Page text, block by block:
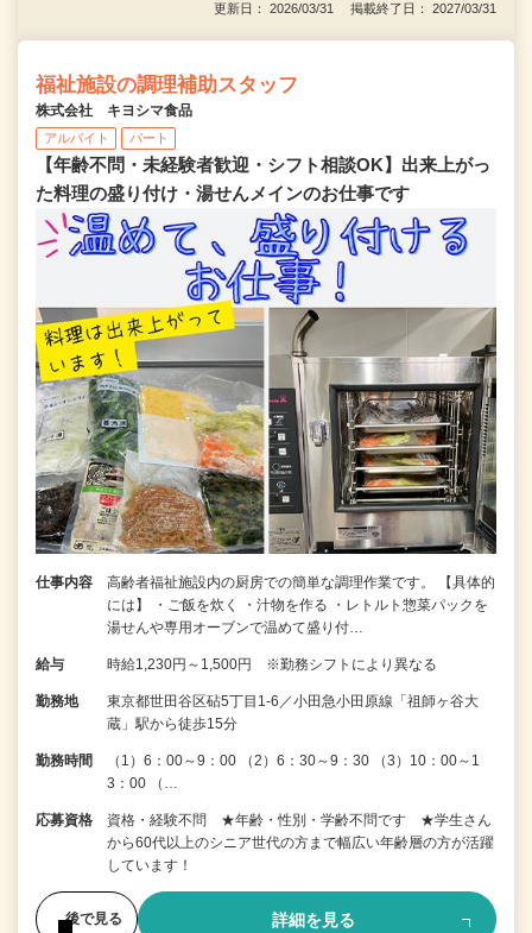
更新日： 2026/03/31 掲載終了日： 2027/03/31
福祉施設の調理補助スタッフ
株式会社 キヨシマ食品
アルバイト パート
【年齢不問・未経験者歓迎・シフト相談OK】出来上がっ
た料理の盛り付け・湯せんメインのお仕事です
仕事内容
高齢者福祉施設内の厨房での簡単な調理作業です。 【具体的
には】 ・ご飯を炊く ・汁物を作る ・レトルト惣菜パックを
湯せんや専用オーブンで温めて盛り付…
給与 時給1,230円～1,500円 ※勤務シフトにより異なる
勤務地
東京都世田谷区砧5丁目1-6／小田急小田原線「祖師ヶ谷大
蔵」駅から徒歩15分
勤務時間
（1）6：00～9：00 （2）6：30～9：30 （3）10：00～1
3：00 （…
応募資格
資格・経験不問 ★年齢・性別・学齢不問です ★学生さん
から60代以上のシニア世代の方まで幅広い年齢層の方が活躍
しています！
後で見る 詳細を見る